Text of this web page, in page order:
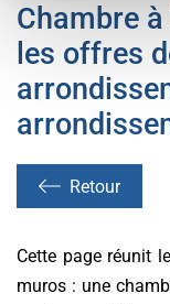
Chambre
les offres
Retour
Cette page réunit
muros : une